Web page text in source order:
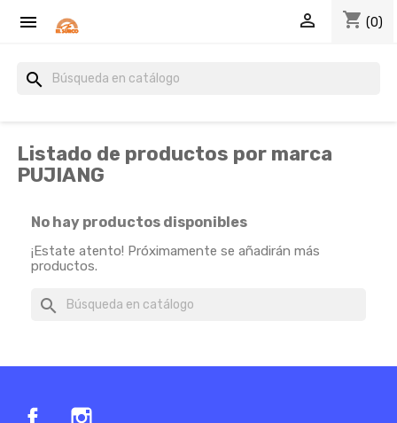
 shopping_cart (0)

search
Listado de productos por marca
PUJIANG
No hay productos disponibles
¡Estate atento! Próximamente se añadirán más
productos.
search
Facebook